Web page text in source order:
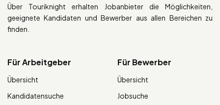
Über Touriknight erhalten Jobanbieter die Möglichkeiten,
geeignete Kandidaten und Bewerber aus allen Bereichen zu
finden.
Für Arbeitgeber
Übersicht
Kandidatensuche
Für Bewerber
Übersicht
Jobsuche